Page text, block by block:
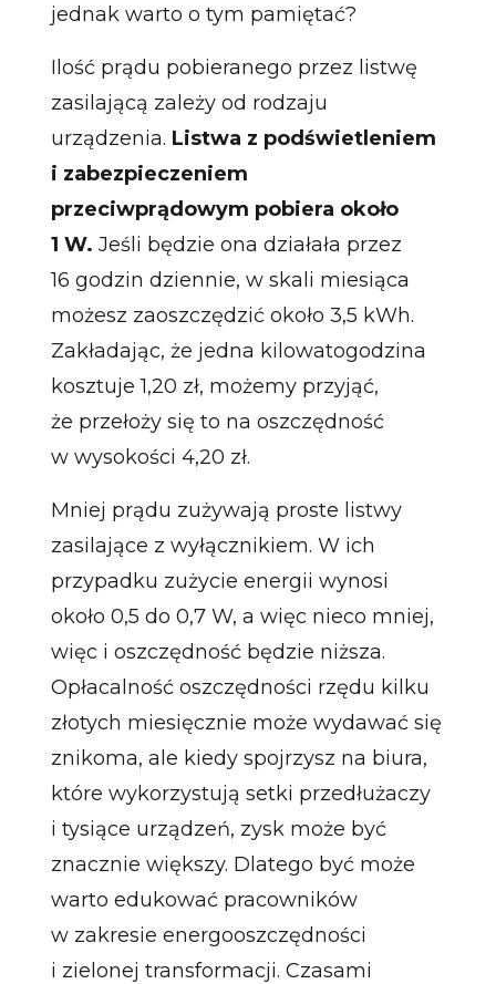
jednak warto o tym pamiętać?
Ilość prądu pobieranego przez listwę
zasilającą zależy od rodzaju
urządzenia. Listwa z podświetleniem
i zabezpieczeniem
przeciwprądowym pobiera około
1 W. Jeśli będzie ona działała przez
16 godzin dziennie, w skali miesiąca
możesz zaoszczędzić około 3,5 kWh.
Zakładając, że jedna kilowatogodzina
kosztuje 1,20 zł, możemy przyjąć,
że przełoży się to na oszczędność
w wysokości 4,20 zł.
Mniej prądu zużywają proste listwy
zasilające z wyłącznikiem. W ich
przypadku zużycie energii wynosi
około 0,5 do 0,7 W, a więc nieco mniej,
więc i oszczędność będzie niższa.
Opłacalność oszczędności rzędu kilku
złotych miesięcznie może wydawać się
znikoma, ale kiedy spojrzysz na biura,
które wykorzystują setki przedłużaczy
i tysiące urządzeń, zysk może być
znacznie większy. Dlatego być może
warto edukować pracowników
w zakresie energooszczędności
i zielonej transformacji. Czasami